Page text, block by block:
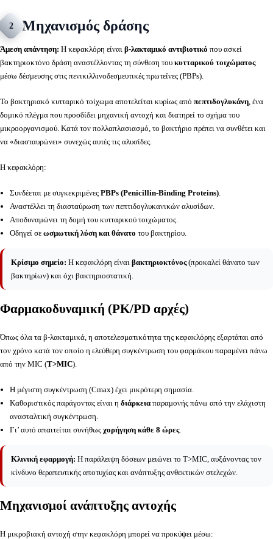
2 Μηχανισμός δράσης
Άμεση απάντηση: Η κεφακλόρη είναι β-λακταμικό αντιβιοτικό που ασκεί
βακτηριοκτόνο δράση αναστέλλοντας τη σύνθεση του κυτταρικού τοιχώματος
μέσω δέσμευσης στις πενικιλλινοδεσμευτικές πρωτεΐνες (PBPs).
Το βακτηριακό κυτταρικό τοίχωμα αποτελείται κυρίως από πεπτιδογλυκάνη, ένα
δομικό πλέγμα που προσδίδει μηχανική αντοχή και διατηρεί το σχήμα του
μικροοργανισμού. Κατά τον πολλαπλασιασμό, το βακτήριο πρέπει να συνθέτει και
να «διασταυρώνει» συνεχώς αυτές τις αλυσίδες.
Η κεφακλόρη:
Συνδέεται με συγκεκριμένες PBPs (Penicillin-Binding Proteins).
Αναστέλλει τη διασταύρωση των πεπτιδογλυκανικών αλυσίδων.
Αποδυναμώνει τη δομή του κυτταρικού τοιχώματος.
Οδηγεί σε ωσμωτική λύση και θάνατο του βακτηρίου.
Κρίσιμο σημείο: Η κεφακλόρη είναι βακτηριοκτόνος(προκαλεί θάνατο των
βακτηρίων) και όχι βακτηριοστατική.
Φαρμακοδυναμική (PK/PD αρχές)
Όπως όλα τα β-λακταμικά, η αποτελεσματικότητα της κεφακλόρης εξαρτάται από
τον χρόνο κατά τον οποίο η ελεύθερη συγκέντρωση του φαρμάκου παραμένει πάνω
από την MIC (T>MIC).
Η μέγιστη συγκέντρωση (Cmax) έχει μικρότερη σημασία.
Καθοριστικός παράγοντας είναι η διάρκειαπαραμονής πάνω από την ελάχιστη
ανασταλτική συγκέντρωση.
Γι’ αυτό απαιτείται συνήθως χορήγηση κάθε 8 ώρες.
Κλινική εφαρμογή: Η παράλειψη δόσεων μειώνει το T>MIC, αυξάνοντας τον
κίνδυνο θεραπευτικής αποτυχίας και ανάπτυξης ανθεκτικών στελεχών.
Μηχανισμοί ανάπτυξης αντοχής
Η μικροβιακή αντοχή στην κεφακλόρη μπορεί να προκύψει μέσω: